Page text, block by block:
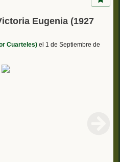
Eugenia (1927
Cuarteles) el 1 de Septiembre de